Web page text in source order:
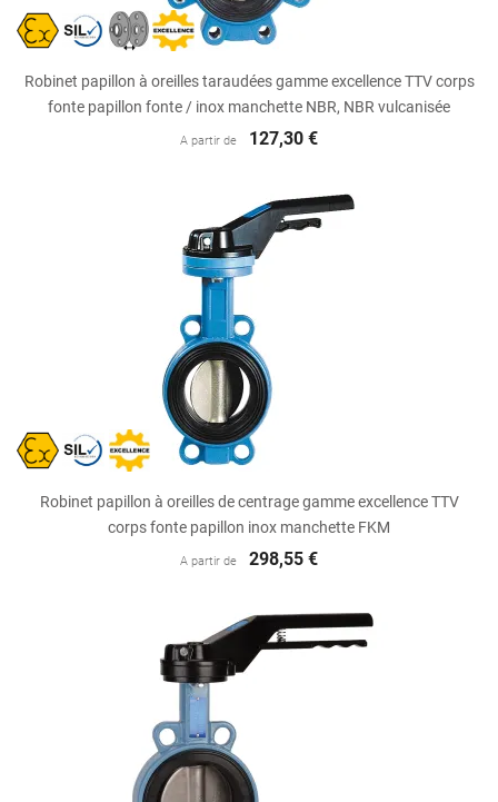
Robinet papillon à oreilles taraudées gamme excellence TTV corps
fonte papillon fonte / inox manchette NBR, NBR vulcanisée
A partir de 127,30 €
Robinet papillon à oreilles de centrage gamme excellence TTV
corps fonte papillon inox manchette FKM
A partir de 298,55 €